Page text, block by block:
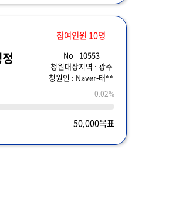
참여인원 10명
No : 10553
청원대상지역 : 광주
청원인 : Naver-태**
0.02%
50,000목표